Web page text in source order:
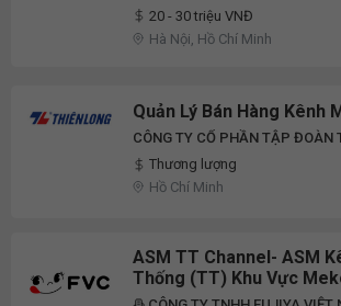
20 - 30 triệu VNĐ
Hà Nội, Hồ Chí Minh
Quản Lý Bán Hàng Kênh
CÔNG TY CỔ PHẦN TẬP ĐOÀN
Thương lượng
Hồ Chí Minh
ASM TT Channel- ASM
Thống (TT) Khu Vực